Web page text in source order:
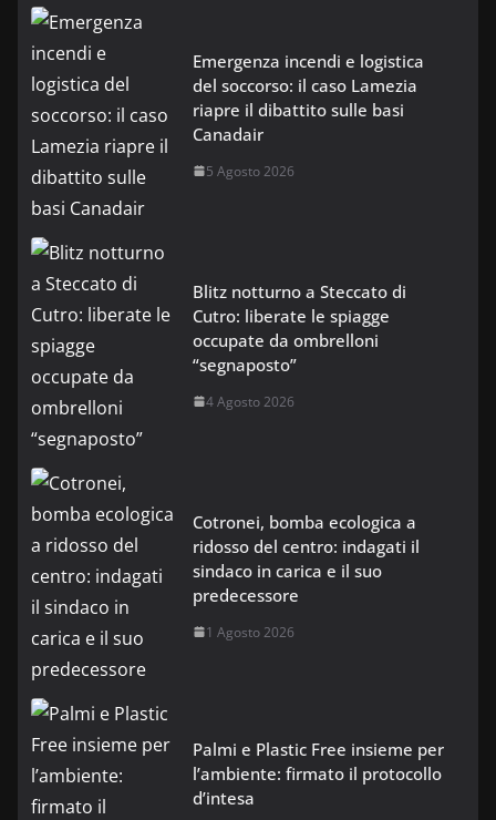
Emergenza incendi e logistica
del soccorso: il caso Lamezia
riapre il dibattito sulle basi
Canadair
5 Agosto 2026
Blitz notturno a Steccato di
Cutro: liberate le spiagge
occupate da ombrelloni
“segnaposto”
4 Agosto 2026
Cotronei, bomba ecologica a
ridosso del centro: indagati il
sindaco in carica e il suo
predecessore
1 Agosto 2026
Palmi e Plastic Free insieme per
l’ambiente: firmato il protocollo
d’intesa